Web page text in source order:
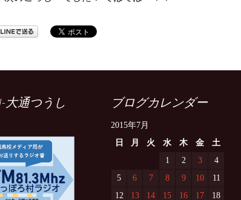
大通つうし
ブログカレンダー
2015年7月
日
月 火 水 木 金
土
1
2 3
4
5
6 7 8 9 10
11
12
13 14 15 16 17
18